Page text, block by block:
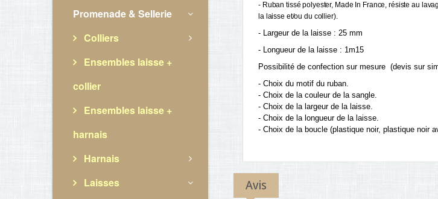
Promenade & Sellerie
Colliers
Ensembles laisse +
collier
Ensembles laisse +
harnais
Harnais
Laisses
- Ruban tissé polyester, Made In France, résiste au
la laisse et/ou du collier).
- Largeur de la laisse : 25 mm
- Longueur de la laisse : 1m15
Possibilité de confection sur mesure (devis sur
- Choix du motif du ruban.
- Choix de la couleur de la sangle.
- Choix de la largeur de la laisse.
- Choix de la longueur de la laisse.
- Choix de la boucle (plastique noir, plastique noir
Avis